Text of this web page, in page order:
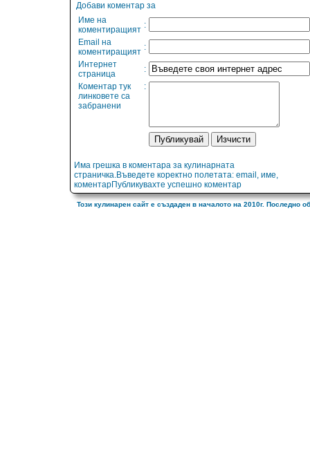
Добави коментар за
Име на
коментиращият :
Email на
коментиращият :
Интернет
страница
:
Коментар тук
линковете са
забранени
:
Има грешка в коментара за кулинарната
страничка.Въведете коректно полетата: email, име,
коментарПубликувахте успешно коментар
Този кулинарен сайт е създаден в началото на 2010г. Последно